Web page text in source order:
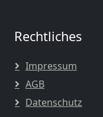
Rechtliches
Impressum
AGB
Datenschutz